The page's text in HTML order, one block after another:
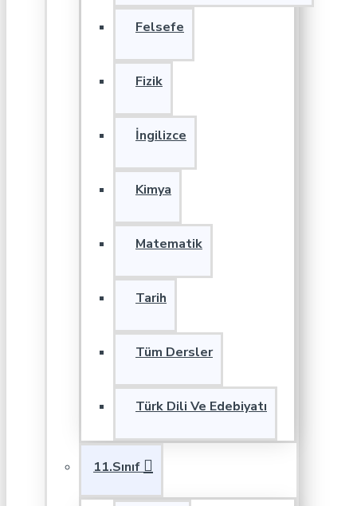
Felsefe
Fizik
İngilizce
Kimya
Matematik
Tarih
Tüm Dersler
Türk Dili Ve Edebiyatı
11.Sınıf